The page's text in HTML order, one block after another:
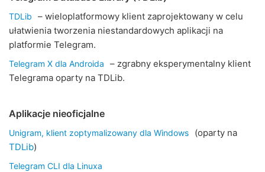
TDLib
– wieloplatformowy klient zaprojektowany w celu
ułatwienia tworzenia niestandardowych aplikacji na
platformie Telegram.
Telegram X dla Androida
– zgrabny eksperymentalny klient
Telegrama oparty na TDLib.
Aplikacje nieoficjalne
Unigram, klient zoptymalizowany dla Windows
(oparty na
TDLib)
Telegram CLI dla Linuxa